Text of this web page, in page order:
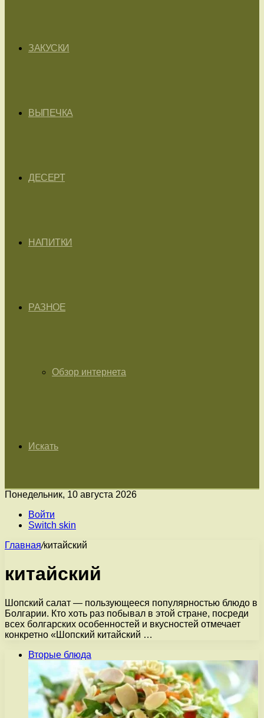
ЗАКУСКИ
ВЫПЕЧКА
ДЕСЕРТ
НАПИТКИ
РАЗНОЕ
Обзор интернета
Искать
Понедельник, 10 августа 2026
Войти
Switch skin
Главная/китайский
китайский
Шопский салат — пользующееся популярностью блюдо в
Болгарии. Кто хоть раз побывал в этой стране, посреди
всех болгарских особенностей и вкусностей отмечает
конкретно «Шопский китайский …
Вторые блюда